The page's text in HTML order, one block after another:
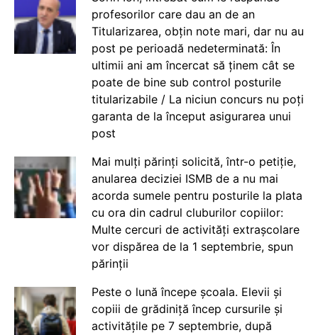
profesorilor care dau an de an
Titularizarea, obțin note mari, dar nu au
post pe perioadă nedeterminată: În
ultimii ani am încercat să ținem cât se
poate de bine sub control posturile
titularizabile / La niciun concurs nu poți
garanta de la început asigurarea unui
post
Mai mulți părinți solicită, într-o petiție,
anularea deciziei ISMB de a nu mai
acorda sumele pentru posturile la plata
cu ora din cadrul cluburilor copiilor:
Multe cercuri de activități extrașcolare
vor dispărea de la 1 septembrie, spun
părinții
Peste o lună începe școala. Elevii și
copiii de grădiniță încep cursurile și
activitățile pe 7 septembrie, după